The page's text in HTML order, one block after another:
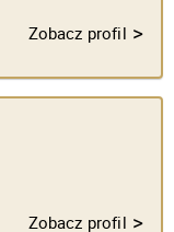
Zobacz profil >
Zobacz profil >